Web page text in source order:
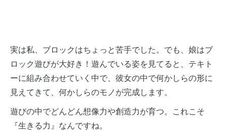
実は私、ブロックはちょっと苦手でした。でも、娘はブ
ロック遊びが大好き！遊んでいる姿を見てると、テキト
ーに組み合わせていく中で、彼女の中で何かしらの形に
見えてきて、何かしらのモノが完成します。
遊びの中でどんどん想像力や創造力が育つ。これこそ
『生きる力』なんですね。